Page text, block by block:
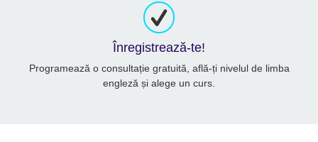
Înregistrează-te!
Programează o consultație gratuită, află-ți nivelul de limba
engleză și alege un curs.